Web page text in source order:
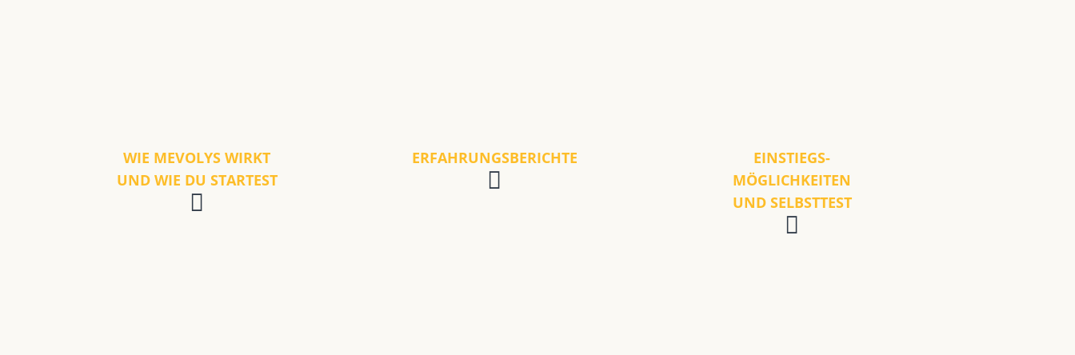
WIE MEVOLYS WIRKT
UND WIE DU STARTEST
ERFAHRUNGSBERICHTE
EINSTIEGS-
MÖGLICHKEITEN
UND SELBSTTEST